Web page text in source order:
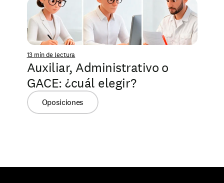
13 min de lectura
Auxiliar, Administrativo o
GACE: ¿cuál elegir?
Oposiciones